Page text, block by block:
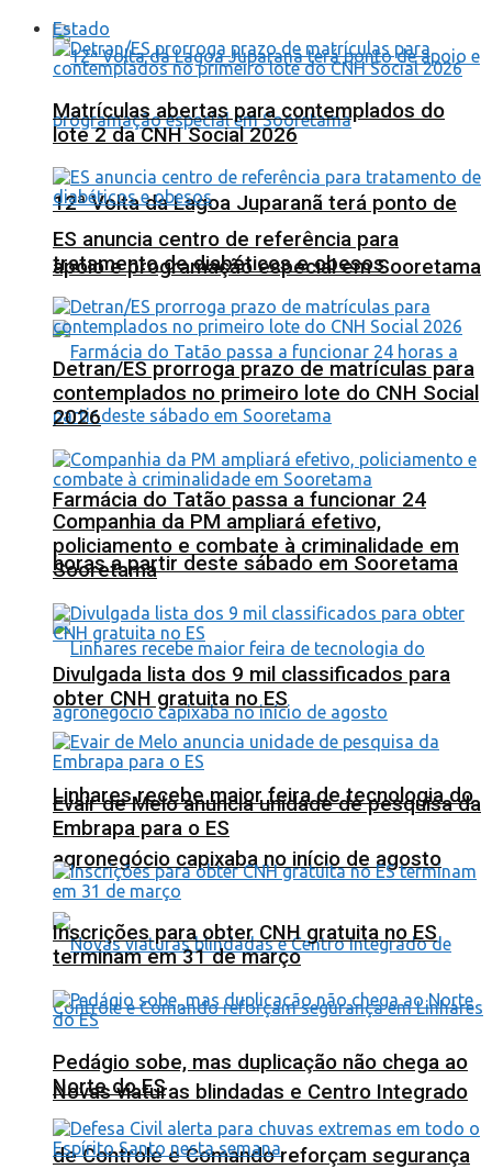
12ª Volta da Lagoa Juparanã terá ponto de
apoio e programação especial em Sooretama
Farmácia do Tatão passa a funcionar 24
horas a partir deste sábado em Sooretama
Linhares recebe maior feira de tecnologia do
agronegócio capixaba no início de agosto
Novas viaturas blindadas e Centro Integrado
de Controle e Comando reforçam segurança
Estado
Matrículas abertas para contemplados do
lote 2 da CNH Social 2026
ES anuncia centro de referência para
tratamento de diabéticos e obesos
Detran/ES prorroga prazo de matrículas para
contemplados no primeiro lote do CNH Social
2026
Companhia da PM ampliará efetivo,
policiamento e combate à criminalidade em
Sooretama
Divulgada lista dos 9 mil classificados para
obter CNH gratuita no ES
Evair de Melo anuncia unidade de pesquisa da
Embrapa para o ES
Inscrições para obter CNH gratuita no ES
terminam em 31 de março
Pedágio sobe, mas duplicação não chega ao
Norte do ES